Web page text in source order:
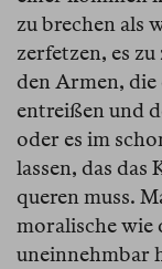
zu brechen als
zerfetzen, es
den Armen, die
entreißen und
oder es im
lassen, das das
queren muss.
moralische wie
uneinnehmbar